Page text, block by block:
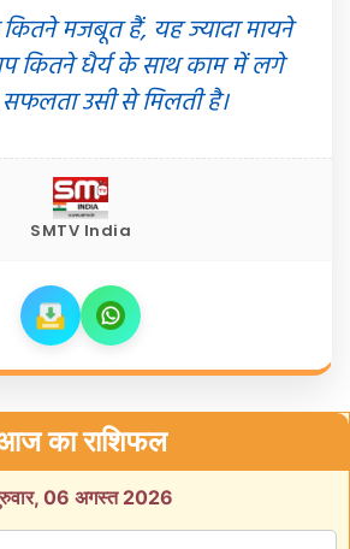
मजबूत हैं, यह ज्यादा मायने
कितने धैर्य के साथ काम में लगे
उसी से मिलती है।
SMTV India
का राशिफल
06 अगस्त 2026